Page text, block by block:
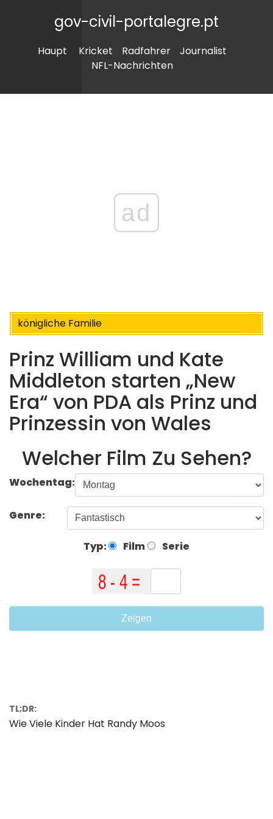
gov-civil-portalegre.pt
Haupt Kricket Radfahrer
Journalist
NFL-Nachrichten
ad
königliche Familie
Prinz William und Kate
Middleton starten „New
Era“ von PDA als Prinz und
Prinzessin von Wales
Welcher Film Zu Sehen?
Wochentag:
Genre:
Typ: Film Serie
Zeigen
TL;DR:
Wie Viele Kinder Hat Randy Moos